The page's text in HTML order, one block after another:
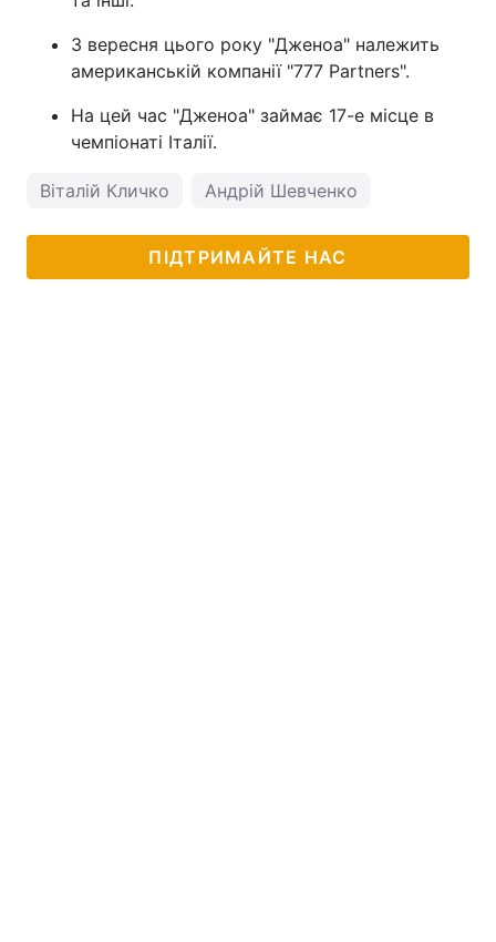
З вересня цього року "Дженоа" належить
американській компанії "777 Partners".
На цей час "Дженоа" займає 17-е місце в
чемпіонаті Італії.
Віталій Кличко Андрій Шевченко
ПІДТРИМАЙТЕ НАС